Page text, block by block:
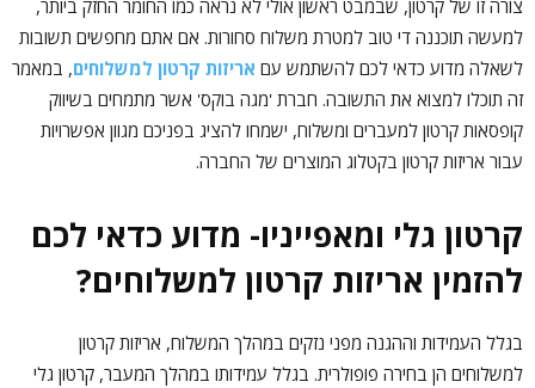
צורה זו של קרטון, שבמבט ראשון אולי לא נראה כמו החומר החזק ביותר,
למעשה תוכננה די טוב למטרת משלוח סחורות. אם אתם מחפשים תשובות
לשאלה מדוע כדאי לכם להשתמש עם אריזות קרטון למשלוחים, במאמר
זה תוכלו למצוא את התשובה. חברת 'מגה בוקס' אשר מתמחים בשיווק
קופסאות קרטון למעברים ומשלוח, ישמחו להציג בפניכם מגוון אפשרויות
עבור אריזות קרטון בקטלוג המוצרים של החברה.
קרטון גלי ומאפייניו- מדוע כדאי לכם
להזמין אריזות קרטון למשלוחים?
בגלל העמידות וההגנה מפני נזקים במהלך המשלוח, אריזות קרטון
למשלוחים הן בחירה פופולרית. בגלל עמידותו במהלך המעבר, קרטון גלי